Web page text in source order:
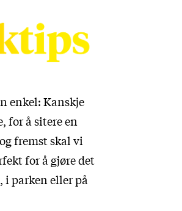
enkel: Kanskje
for å sitere en
fremst skal vi
for å gjøre det
parken eller på